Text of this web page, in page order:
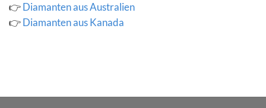
👉Diamanten aus Australien
👉Diamanten aus Kanada